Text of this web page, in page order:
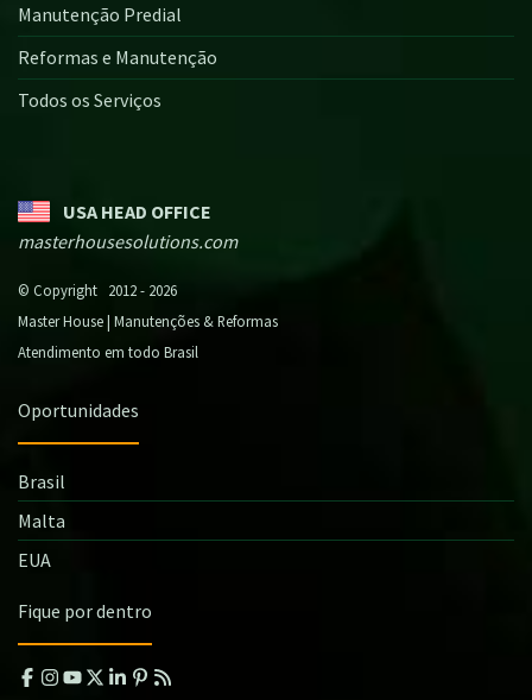
Manutenção Predial
Reformas e Manutenção
Todos os Serviços
USA HEAD OFFICE
masterhousesolutions.com
© Copyright 2012 - 2026
Master House | Manutenções & Reformas
Atendimento em todo Brasil
Oportunidades
Brasil
Malta
EUA
Fique por dentro